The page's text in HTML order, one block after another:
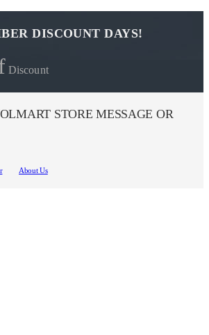
DISCOUNT DAYS!
Discount
STORE MESSAGE OR
About Us